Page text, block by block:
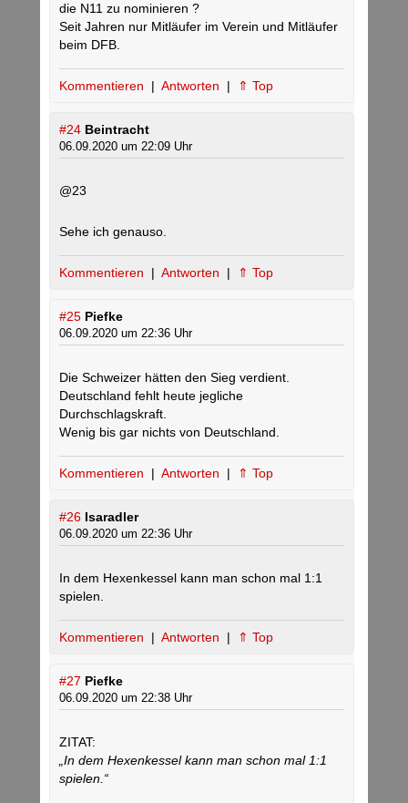
die N11 zu nominieren ?
Seit Jahren nur Mitläufer im Verein und Mitläufer
beim DFB.
Kommentieren | Antworten | ⇑ Top
#24 Beintracht
06.09.2020 um 22:09 Uhr
@23
Sehe ich genauso.
Kommentieren | Antworten | ⇑ Top
#25 Piefke
06.09.2020 um 22:36 Uhr
Die Schweizer hätten den Sieg verdient.
Deutschland fehlt heute jegliche
Durchschlagskraft.
Wenig bis gar nichts von Deutschland.
Kommentieren | Antworten | ⇑ Top
#26 Isaradler
06.09.2020 um 22:36 Uhr
In dem Hexenkessel kann man schon mal 1:1
spielen.
Kommentieren | Antworten | ⇑ Top
#27 Piefke
06.09.2020 um 22:38 Uhr
ZITAT:
„In dem Hexenkessel kann man schon mal 1:1
spielen.“